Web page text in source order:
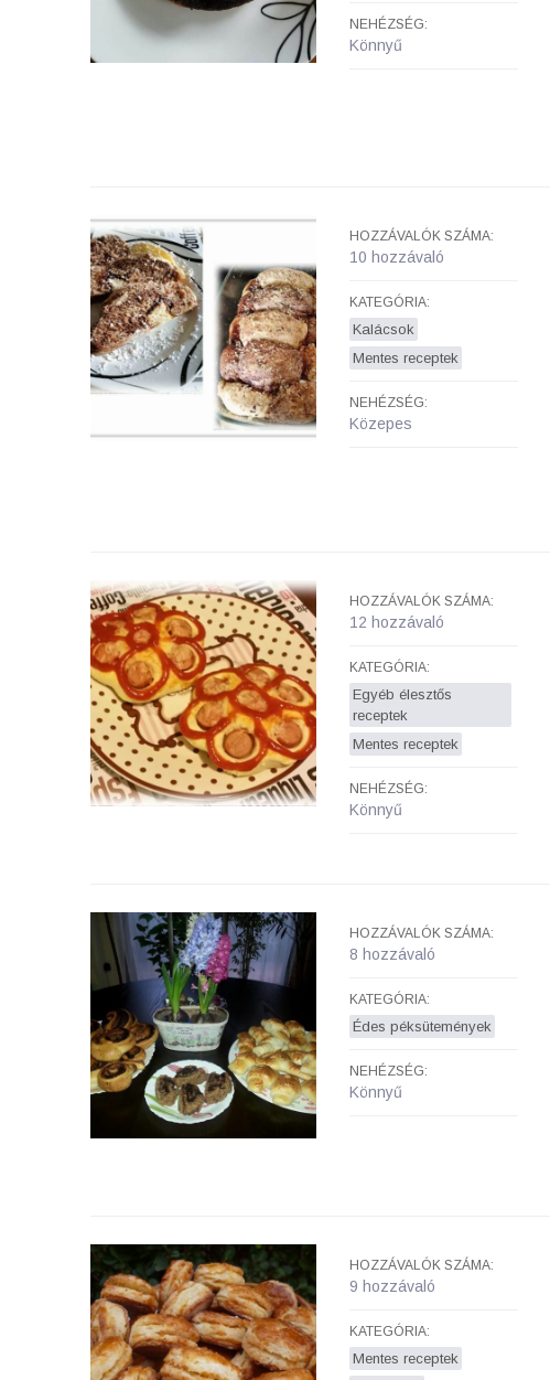
NEHÉZSÉG:
Könnyű
HOZZÁVALÓK SZÁMA:
10 hozzávaló
KATEGÓRIA:
Kalácsok
Mentes receptek
NEHÉZSÉG:
Közepes
HOZZÁVALÓK SZÁMA:
12 hozzávaló
KATEGÓRIA:
Egyéb élesztős
receptek
Mentes receptek
NEHÉZSÉG:
Könnyű
HOZZÁVALÓK SZÁMA:
8 hozzávaló
KATEGÓRIA:
Édes péksütemények
NEHÉZSÉG:
Könnyű
HOZZÁVALÓK SZÁMA:
9 hozzávaló
KATEGÓRIA:
Mentes receptek